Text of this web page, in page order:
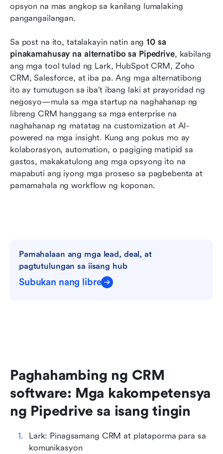
opsyon na mas angkop sa kanilang lumalaking
pangangailangan.
Sa post na ito, tatalakayin natin ang 10 sa
pinakamahusay na alternatibo sa Pipedrive, kabilang
ang mga tool tulad ng Lark, HubSpot CRM, Zoho
CRM, Salesforce, at iba pa. Ang mga alternatibong
ito ay tumutugon sa iba’t ibang laki at prayoridad ng
negosyo—mula sa mga startup na naghahanap ng
libreng CRM hanggang sa mga enterprise na
naghahanap ng matatag na customization at AI-
powered na mga insight. Kung ang pokus mo ay
kolaborasyon, automation, o pagiging matipid sa
gastos, makakatulong ang mga opsyong ito na
mapabuti ang iyong mga proseso sa pagbebenta at
pamamahala ng workflow ng koponan.
Pamahalaan ang mga lead, deal, at
pagtutulungan sa iisang hub
Subukan nang libre
Paghahambing ng CRM
software: Mga kakompetensya
ng Pipedrive sa isang tingin
Lark: Pinagsamang CRM at plataporma para sa
komunikasyon